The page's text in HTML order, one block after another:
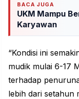
BACA JUGA
UKM Mampu
Karyawan
“Kondisi ini
mudik mulai 6-17
terhadap
lebih dari setahun